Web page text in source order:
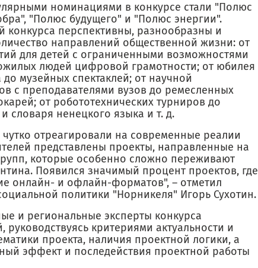
номинациями в конкурсе стали "Полюс
"Полюс будущего" и "Полюс энергии".
конкурса перспективны, разнообразны и
направлений общественной жизни: от
для детей с ограниченными возможностями
людей цифровой грамотности; от юбилея
музейных спектаклей; от научной
с преподавателями вузов до ремесленных
от робототехнических турниров до
словаря ненецкого языка и т. д.
отреагировали на современные реалии
представлены проекты, направленные на
которые особенно сложно переживают
Появился значимый процент проектов, где
онлайн- и офлайн-форматов", – отметил
политики "Норникеля" Игорь Сухотин.
и региональные эксперты конкурса
критериями актуальности и
проекта, наличия проектной логики, а
эффект и последействия проектной работы